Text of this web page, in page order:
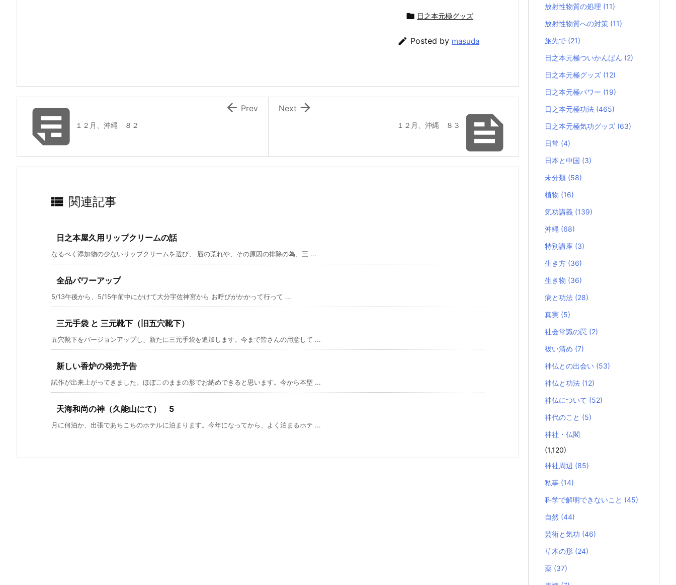
 日之本元極グッズ
 Posted by masuda

１２月、沖縄 ８３

Next
 １２月、沖縄 ８２
 Prev
 関連記事
日之本屋久用リップクリームの話
なるべく添加物の少ないリップクリームを選び、 唇の荒れや、その原因の排除の為、三 ...
全品パワーアップ
5/13午後から、5/15午前中にかけて大分宇佐神宮から お呼びがかかって行って ...
三元手袋 と 三元靴下（旧五穴靴下）
五穴靴下をバージョンアップし、新たに三元手袋を追加します。今まで皆さんの用意して ...
新しい香炉の発売予告
試作が出来上がってきました。ほぼこのままの形でお納めできると思います。今から本型 ...
天海和尚の神（久能山にて） 5
月に何泊か、出張であちこちのホテルに泊まります。今年になってから、よく泊まるホテ ...
放射性物質の処理 (11)
放射性物質への対策 (11)
旅先で (21)
日之本元極ついかんばん (2)
日之本元極グッズ (12)
日之本元極パワー (19)
日之本元極功法 (465)
日之本元極気功グッズ (63)
日常 (4)
日本と中国 (3)
未分類 (58)
植物 (16)
気功講義 (139)
沖縄 (68)
特別講座 (3)
生き方 (36)
生き物 (36)
病と功法 (28)
真実 (5)
社会常識の罠 (2)
祓い清め (7)
神仏との出会い (53)
神仏と功法 (12)
神仏について (52)
神代のこと (5)
神社・仏閣
(1,120)
神社周辺 (85)
私事 (14)
科学で解明できないこと (45)
自然 (44)
芸術と気功 (46)
草木の形 (24)
薬 (37)